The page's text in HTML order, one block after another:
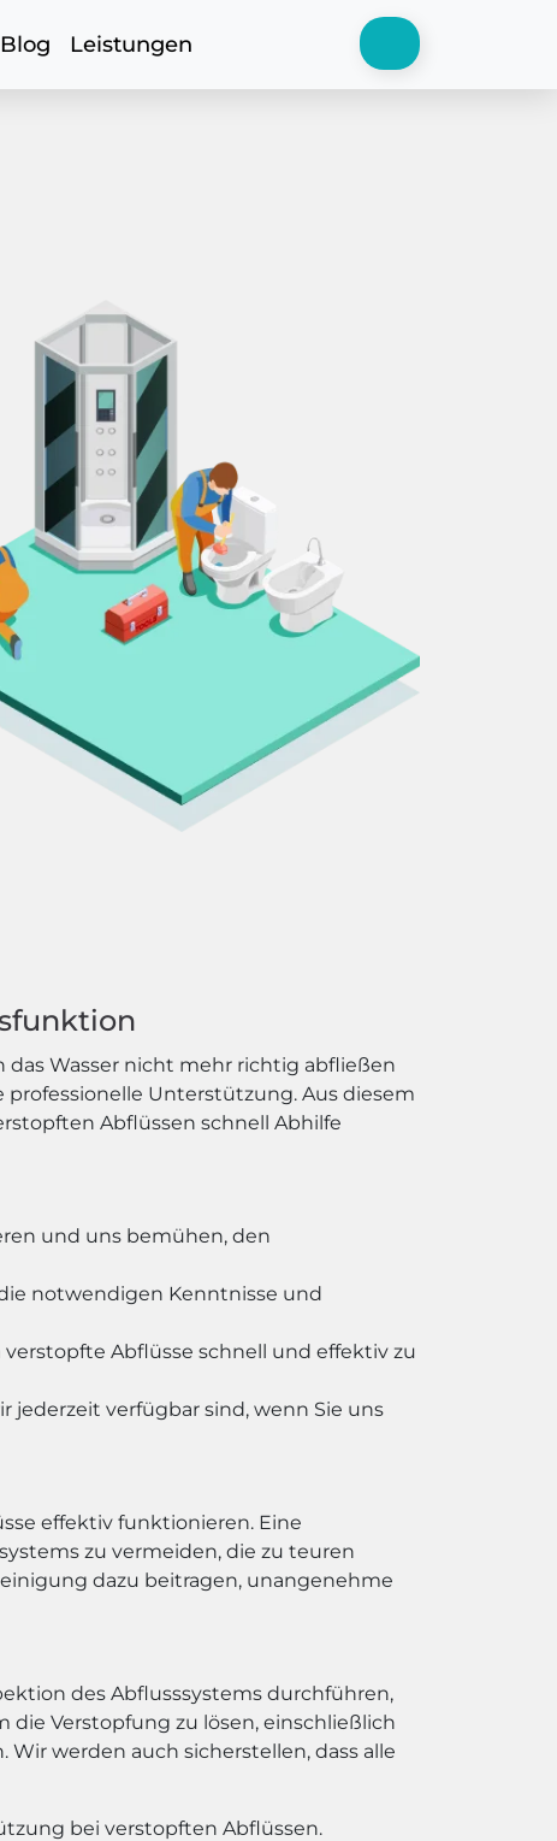
Blog Leistungen
Wasser nicht mehr richtig abfließen
Unterstützung. Aus diesem
Abflüssen schnell Abhilfe
und uns bemühen, den
notwendigen Kenntnisse und
Abflüsse schnell und effektiv zu
jederzeit verfügbar sind, wenn Sie uns
effektiv funktionieren. Eine
zu vermeiden, die zu teuren
dazu beitragen, unangenehme
des Abflusssystems durchführen,
Verstopfung zu lösen, einschließlich
werden auch sicherstellen, dass alle
bei verstopften Abflüssen.